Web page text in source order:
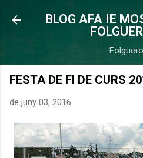
Salta al
BLOG AFA IE
FESTA DE FI DE CURS
de juny 03, 2016